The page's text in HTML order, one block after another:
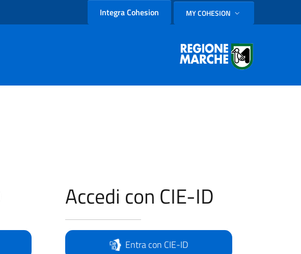
Integra Cohesion SELEZIONE LINGUA:
MY COHESION
Accedi con CIE-ID
Entra con CIE-ID